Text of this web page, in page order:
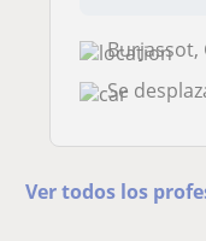
Burjassot, Godella,
Se
Ver todos los